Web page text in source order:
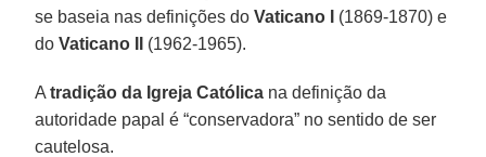
se baseia nas definições doVaticano I
(1869-1870) e
doVaticano II (1962-1965).
Atradição da Igreja Católica na definição da
autoridade papal é “conservadora” no sentido de ser
cautelosa.